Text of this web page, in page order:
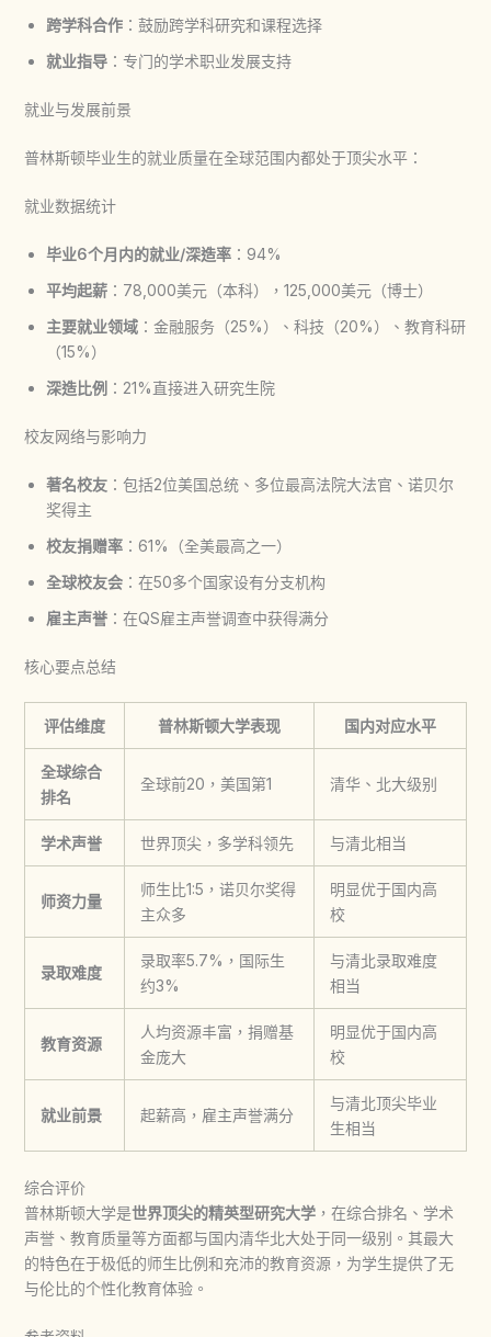
跨学科合作：鼓励跨学科研究和课程选择
就业指导：专门的学术职业发展支持
就业与发展前景
普林斯顿毕业生的就业质量在全球范围内都处于顶尖水平：
就业数据统计
毕业6个月内的就业/深造率：94%
平均起薪：78,000美元（本科），125,000美元（博士）
主要就业领域：金融服务（25%）、科技（20%）、教育科研
（15%）
深造比例 ：21%直接进入研究生院
校友网络与影响力
著名校友：包括2位美国总统、多位最高法院大法官、诺贝尔
奖得主
校友捐赠率：61%（全美最高之一）
全球校友会：在50多个国家设有分支机构
雇主声誉：在QS雇主声誉调查中获得满分
核心要点总结
评估维度 普林斯顿大学表现 国内对应水平
全球综合
排名
全球前20，美国第1 清华、北大级别
学术声誉 世界顶尖，多学科领先 与清北相当
师资力量
师生比1:5，诺贝尔奖得
主众多
明显优于国内高
校
录取难度
录取率5.7%，国际生
约3%
与清北录取难度
相当
教育资源
人均资源丰富，捐赠基
金庞大
明显优于国内高
校
就业前景 起薪高，雇主声誉满分
与清北顶尖毕业
生相当
综合评价
普林斯顿大学是世界顶尖的精英型研究大学，在综合排名、学术
声誉、教育质量等方面都与国内清华北大处于同一级别。其最大
的特色在于极低的师生比例和充沛的教育资源，为学生提供了无
与伦比的个性化教育体验。